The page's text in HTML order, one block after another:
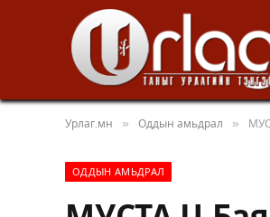
Урлаг.мн » Оддын амьдрал »
ОДДЫН АМЬДРАЛ